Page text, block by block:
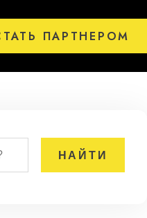
ПАРТНЕРОМ